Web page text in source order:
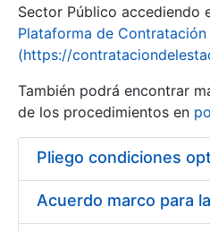
Sector Público accediendo
Plataforma de
(https://
También podrá encontrar
de los procedimientos en